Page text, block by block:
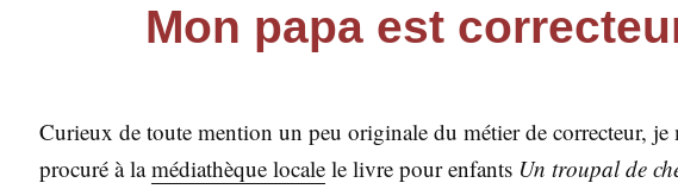
Mon papa est
Curieux de toute men­tion un peu ori­gi­nale du métier de cor­rec­teur, je
pro­cu­ré à lamédia­thèque locale le livre pour enfants Un trou­pal de